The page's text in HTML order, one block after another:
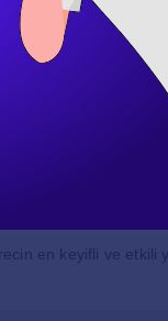
oldukça
İngilizce
karşılık bulur. Bu
hem de
pratik
en keyifli ve etkili